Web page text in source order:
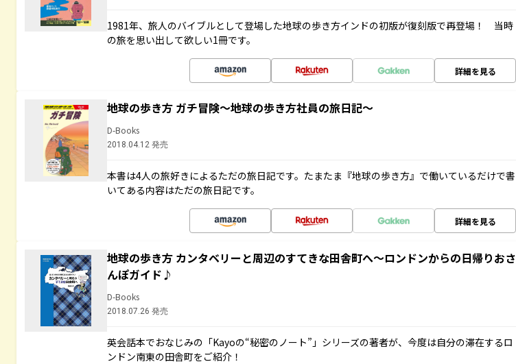
1981年、旅人のバイブルとして登場した地球の歩き方インドの初版が復刻版で再登場！ 当時
の旅を思い出して欲しい1冊です。
詳細を見る
地球の歩き方 ガチ冒険～地球の歩き方社員の旅日記～
D-Books
2018.04.12 発売
本書は4人の旅好きによるただの旅日記です。たまたま『地球の歩き方』で働いているだけで書
いてある内容はただの旅日記です。
詳細を見る
地球の歩き方 カンタベリーと周辺のすてきな田舎町へ～ロンドンからの日帰りおさ
んぽガイド♪
D-Books
2018.07.26 発売
英会話本でおなじみの「Kayoの“秘密のノート”」シリーズの著者が、今度は自分の滞在するロ
ンドン南東の田舎町をご紹介！